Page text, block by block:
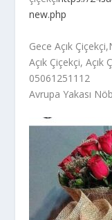
new.php
Gece Açık
Açık Çiçekçi, Açık
05061251112
Avrupa Yakası